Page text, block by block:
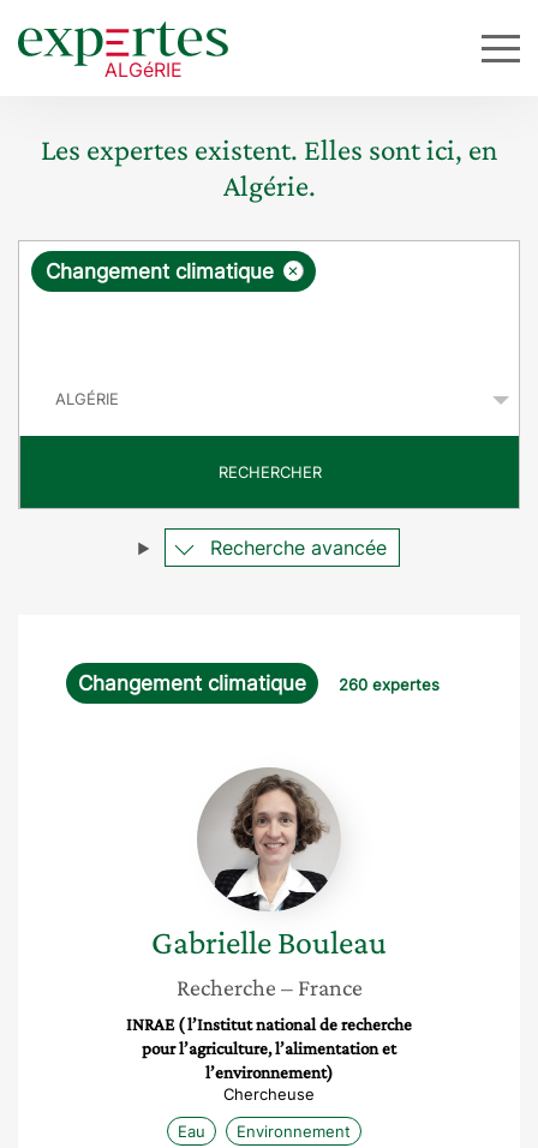
Les expertes existent. Elles sont ici, en
Algérie.
R
ê
e
×
Changement climatique
RECHERCHER
Recherche avancée
Changement climatique 260 expertes
Gabrielle
Bouleau
GabrielleBouleau
Recherche – France
INRAE ( l’Institut national de recherche
pour l’agriculture, l’alimentation et
l’environnement)
Chercheuse
Eau
Environnement